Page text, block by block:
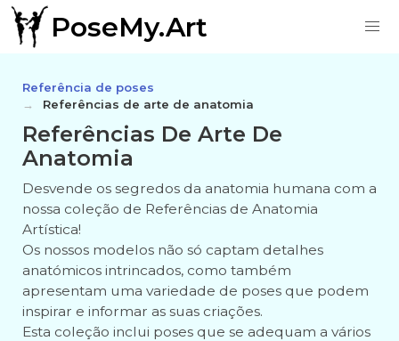
PoseMy.Art
Referência de poses
Referências de arte de anatomia
Referências De Arte De
Anatomia
Desvende os segredos da anatomia humana com a
nossa coleção de Referências de Anatomia
Artística!
Os nossos modelos não só captam detalhes
anatómicos intrincados, como também
apresentam uma variedade de poses que podem
inspirar e informar as suas criações.
Esta coleção inclui poses que se adequam a vários